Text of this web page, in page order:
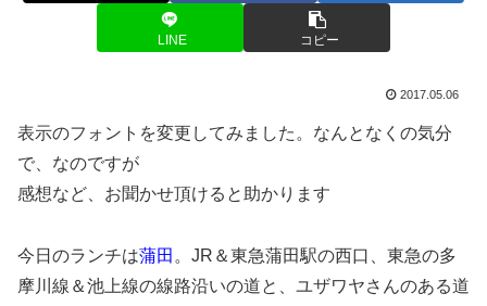
LINE コピー
2017.05.06
表示のフォントを変更してみました。なんとなくの気分
で、なのですが
感想など、お聞かせ頂けると助かります
今日のランチは蒲田 。JR＆東急蒲田駅の西口、東急の多
摩川線＆池上線の線路沿いの道と、ユザワヤさんのある道